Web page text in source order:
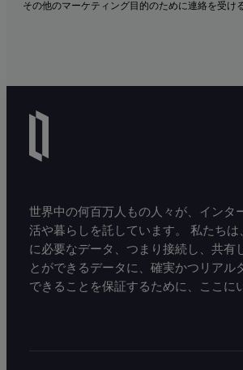
その他のマーケティング目的のために連絡を受け
世界中の何百万人もの人々が、インタ
活や暮らしを託しています。 私たちは
に必要なデータ、つまり接続し、共有
とができるデータに、確実かつリアル
できることを保証するために、ここに